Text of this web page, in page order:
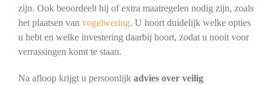
zijn. Ook beoordeelt hij of extra maatregelen nodig zijn, zoals
het plaatsen van vogelwering. U hoort duidelijk welke opties
u hebt en welke investering daarbij hoort, zodat u nooit voor
verrassingen komt te staan.
Na afloop krijgt u persoonlijk advies over veilig